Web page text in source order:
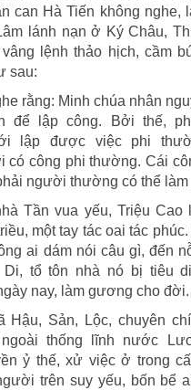
can Hà Tiến không nghe,
lánh nạn ở Ký Châu,
lệnh thảo hịch, cầm
sau:
rằng: Minh chúa nhân
để lập công. Bởi thế,
lập được việc phi
có công phi thường. Cái
người thường có thể làm
Tần vua yếu, Triệu Cao
một tay tác oai tác
ai dám nói câu gì, đến
Di, tổ tôn nhà nó bị tiêu
nay, làm gương cho đời.
Hậu, Sản, Lộc, chuyên
thống lĩnh nước
ỷ thế, xử việc ở trong
trên suy yếu, bốn bể